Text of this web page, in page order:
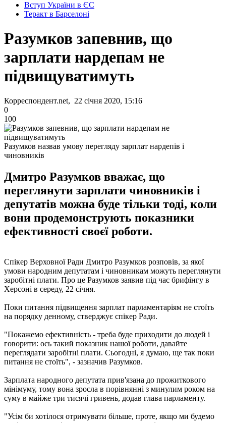
Вступ України в ЄС
Теракт в Барселоні
Разумков запевнив, що
зарплати нардепам не
підвищуватимуть
Корреспондент.net, 22 січня 2020, 15:16
0
100
Разумков назвав умову перегляду зарплат нардепів і
чиновників
Дмитро Разумков вважає, що
переглянути зарплати чиновників і
депутатів можна буде тільки тоді, коли
вони продемонструють показники
ефективності своєї роботи.
Спікер Верховної Ради Дмитро Разумков розповів, за якої
умови народним депутатам і чиновникам можуть переглянути
заробітні плати. Про це Разумков заявив під час брифінгу в
Херсоні в середу, 22 січня.
Поки питання підвищення зарплат парламентаріям не стоїть
на порядку денному, стверджує спікер Ради.
"Покажемо ефективність - треба буде приходити до людей і
говорити: ось такий показник нашої роботи, давайте
переглядати заробітні плати. Сьогодні, я думаю, ще так поки
питання не стоїть", - зазначив Разумков.
Зарплата народного депутата прив'язана до прожиткового
мінімуму, тому вона зросла в порівнянні з минулим роком на
суму в майже три тисячі гривень, додав глава парламенту.
"Усім би хотілося отримувати більше, проте, якщо ми будемо